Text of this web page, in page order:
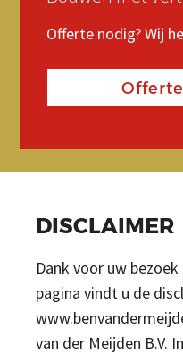
Offerte nodig? Wij
Offerte nodig? Wij
Offerte nodig? Wij
DISCLAIMER
Dank voor uw
pagina vindt u de
van der Meijden B.V.